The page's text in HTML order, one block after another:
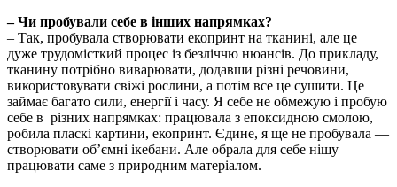
– Чи пробували себе в інших напрямках?
– Так, пробувала створювати екопринт на тканині, але це
дуже трудомісткий процес із безліччю нюансів. До прикладу,
тканину потрібно виварювати, додавши різні речовини,
використовувати свіжі рослини, а потім все це сушити. Це
займає багато сили, енергії і часу. Я себе не обмежую і пробую
себе в різних напрямках: працювала з епоксидною смолою,
робила пласкі картини, екопринт. Єдине, я ще не пробувала —
створювати об’ємні ікебани. Але обрала для себе нішу
працювати саме з природним матеріалом.